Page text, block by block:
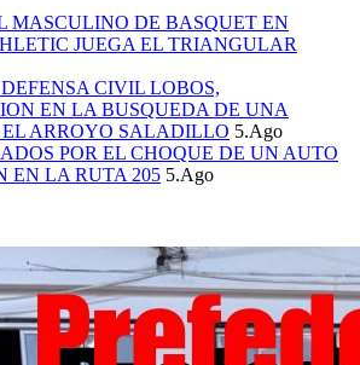
MASCULINO DE BASQUET EN
JUEGA EL TRIANGULAR
CIVIL LOBOS,
EN LA BUSQUEDA DE UNA
EL ARROYO SALADILLO 5.Ago
POR EL CHOQUE DE UN AUTO
EN LA RUTA 205 5.Ago